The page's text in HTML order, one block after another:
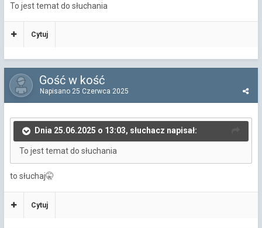
To jest temat do słuchania
Cytuj
Gość w kość
Napisano 25 Czerwca 2025
Dnia 25.06.2025 o 13:03, słuchacz napisał:
To jest temat do słuchania
to słuchaj🤫
Cytuj